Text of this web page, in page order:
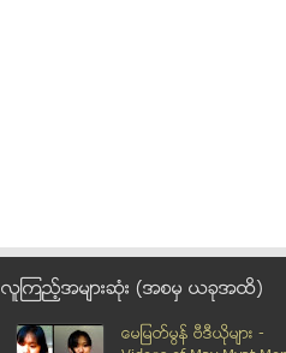
မဲေဆာက္ၿမိဳ႔ ၀မ္းဒါးဖူးအထည္ခ်ဳပ္စ
ျမန္မာလုပ...
ရန္လို
လူၾကည့္အမ်ားဆုံး (အစမွ ယခုအထိ)
ေမျမတ္မြန္ ဗီဒီယုိမ်ား -